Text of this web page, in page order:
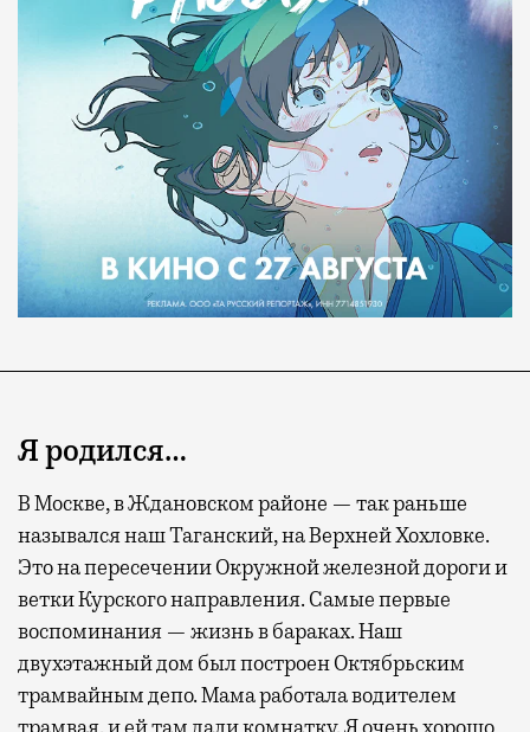
Современный путешественник часто берет
с собой не только чемодан, но и ноутбук.
А ожидание рейса все чаще превращается
не в потерянное время, а в возможность
спокойно закончить дела или спланировать
Я родился…
В Москве, в Ждановском районе — так раньше
назывался наш Таганский, на Верхней Хохловке.
Это на пересечении Окружной железной дороги и
ветки Курского направления. Самые первые
воспоминания — жизнь в бараках. Наш
двухэтажный дом был построен Октябрьским
трамвайным депо. Мама работала водителем